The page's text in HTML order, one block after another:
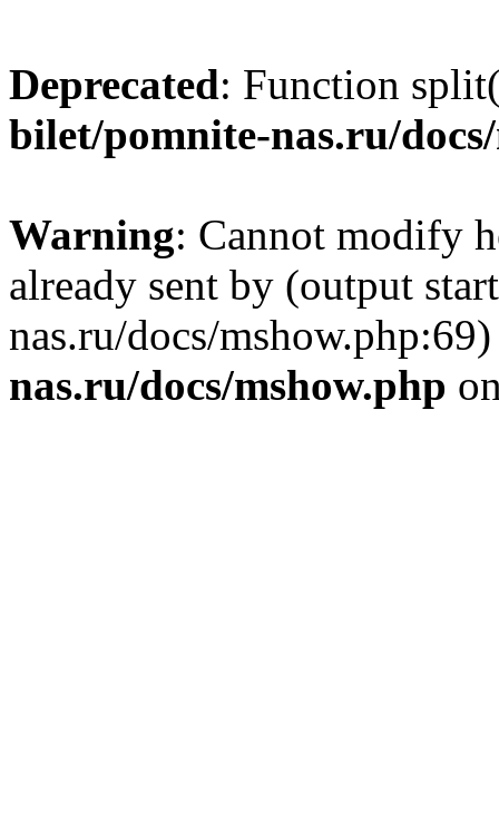
Deprecated: Function
bilet/pomnite-nas.ru/
Warning: Cannot modify
already sent by (output
nas.ru/docs/
nas.ru/docs/mshow.php